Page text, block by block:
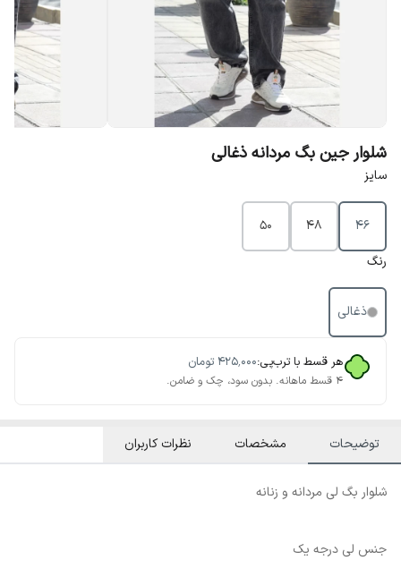
شلوار جین بگ مردانه ذغالی
سایز
46
48
50
رنگ
ذغالی
هر قسط با ترب‌پی:۴۲۵٬۰۰۰ تومان
۴ قسط ماهانه. بدون سود، چک و ضامن.
توضیحات مشخصات نظرات کاربران
شلوار بگ لی مردانه و زنانه
جنس لی درجه یک